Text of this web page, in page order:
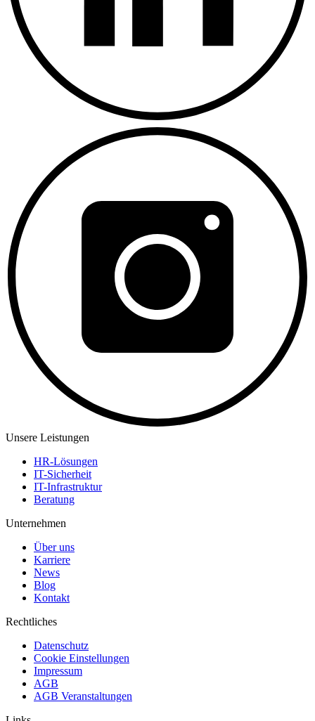
Unsere Leistungen
HR-Lösungen
IT-Sicherheit
IT-Infrastruktur
Beratung
Unternehmen
Über uns
Karriere
News
Blog
Kontakt
Rechtliches
Datenschutz
Cookie Einstellungen
Impressum
AGB
AGB Veranstaltungen